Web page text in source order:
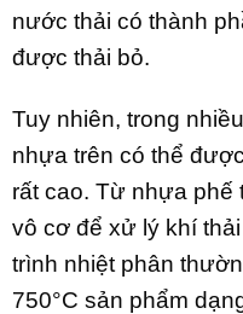
nước thải có thành
được thải bỏ.
Tuy nhiên, trong
nhựa trên có thể
rất cao. Từ nhựa phế
vô cơ để xử lý khí
trình nhiệt phân
750°C sản phẩm